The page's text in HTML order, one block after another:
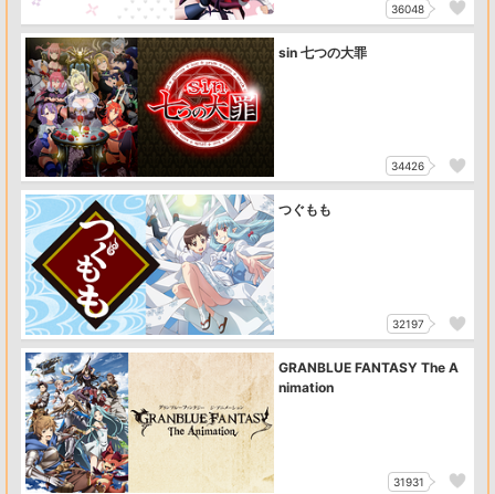
36048
sin 七つの大罪
34426
つぐもも
32197
GRANBLUE FANTASY The A
nimation
31931